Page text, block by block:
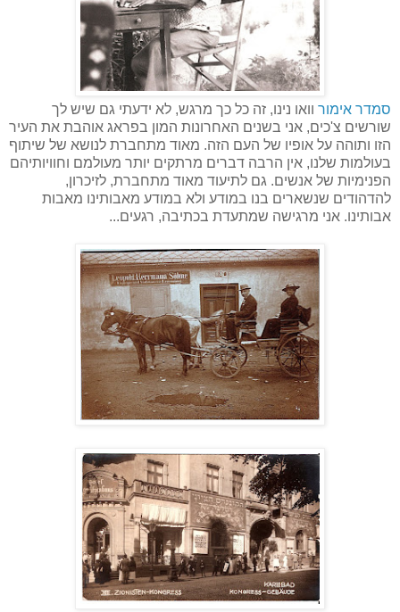
סמדר אימור וואו נינו, זה כל כך מרגש, לא ידעתי גם שיש לך
שורשים צ'כים, אני בשנים האחרונות המון בפראג אוהבת את העיר
הזו ותוהה על אופיו של העם הזה. מאוד מתחברת לנושא של שיתוף
בעולמות שלנו, אין הרבה דברים מרתקים יותר מעולמם וחוויותיהם
הפנימיות של אנשים. גם לתיעוד מאוד מתחברת, לזיכרון,
להדהודים שנשארים בנו במודע ולא במודע מאבותינו מאבות
אבותינו. אני מרגישה שמתעדת בכתיבה, רגעים...